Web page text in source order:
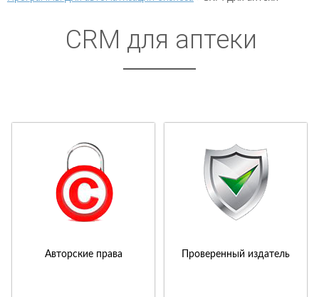
CRM для аптеки
Авторские права Проверенный издатель